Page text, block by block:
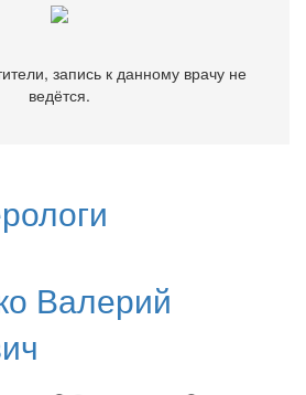
запись к данному врачу не
ведётся.
Валерий